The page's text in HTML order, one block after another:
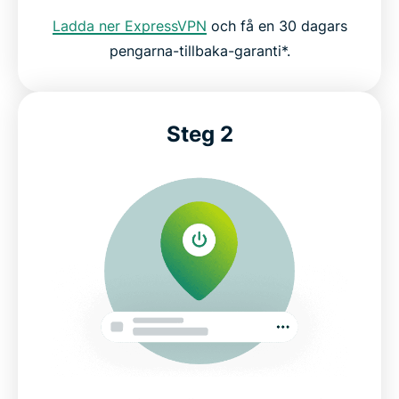
Vad folk säger om ExpressVPN
Vanliga frågor om VPN-tjänster i Kanada
Hur får jag en kanadensisk IP-adress?
Internetsekretess och regler i Kanada
Behöver du en VPN i Kanada?
Populära serverplatser för användare från Kanada
Ladda ner ExpressVPN och få en 30 dagars
pengarna-tillbaka-garanti*.
Steg 2